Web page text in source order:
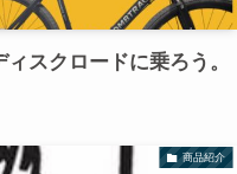
スクロードに乗ろう。
商品紹介